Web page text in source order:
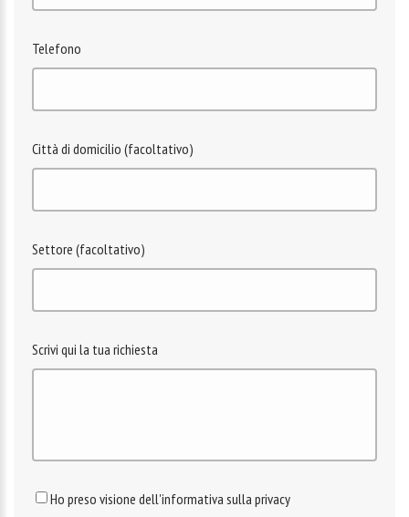
Telefono
Città di domicilio (facoltativo)
Settore (facoltativo)
Scrivi qui la tua richiesta
Ho preso visione dell'informativa sulla privacy